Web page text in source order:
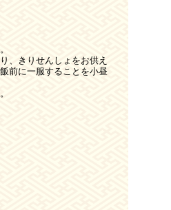
、きりせんしょをお供え
前に一服することを小昼